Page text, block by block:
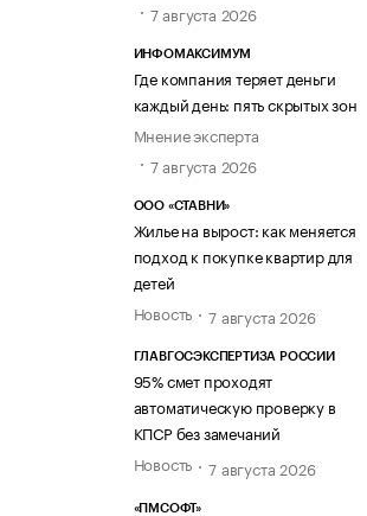
7 августа 2026
ИНФОМАКСИМУМ
Где компания теряет деньги
каждый день: пять скрытых зон
Мнение эксперта
7 августа 2026
ООО «СТАВНИ»
Жилье на вырост: как меняется
подход к покупке квартир для
детей
Новость
7 августа 2026
ГЛАВГОСЭКСПЕРТИЗА РОССИИ
95% смет проходят
автоматическую проверку в
КПСР без замечаний
Новость
7 августа 2026
«ПМСОФТ»